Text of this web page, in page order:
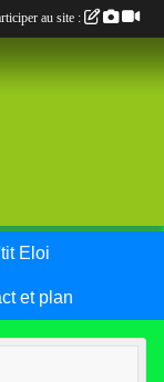
Eloi
et plan
au site :